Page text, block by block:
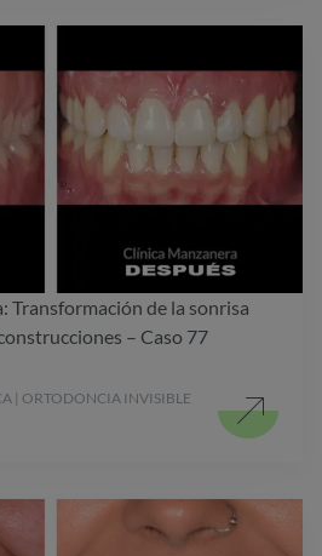
Transformación de la sonrisa
– Caso 77
| ORTODONCIA INVISIBLE